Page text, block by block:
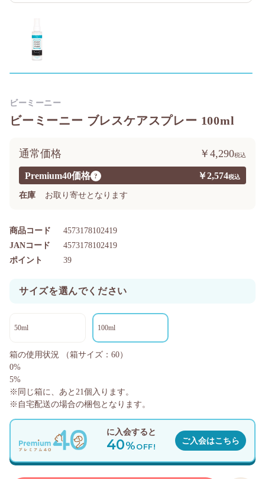
ビーミーニー ブレスケアスプレー 100ml
Premium40価格 ? ￥2,574
通常価格 ￥4,290
在庫 お取り寄せとなります
商品コード 4573178102419
ポイント 39
JANコード 4573178102419
サイズを選んでください
50ml 100ml
ビーミーニー
に入会すると
40%OFF!
ご入会はこちら
箱の使用状況
（箱サイズ：60）
0%
5%
※同じ箱に、あと 21個入ります。
※自宅配送の場合の梱包となります。